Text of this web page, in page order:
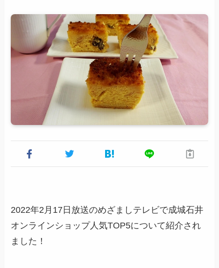
2022年2月17日放送のめざましテレビで成城石井
オンラインショップ人気TOP5について紹介され
ました！